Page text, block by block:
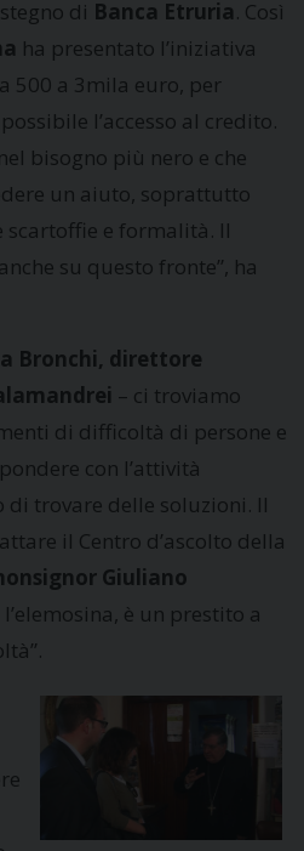
di Banca Etruria. Così
ha presentato l’iniziativa
500 a 3mila euro, per
l’accesso al credito.
bisogno più nero e che
un aiuto, soprattutto
e formalità. Il
su questo fronte”, ha
Bronchi, direttore
– ci troviamo
di difficoltà di persone e
con l’attività
trovare delle soluzioni. Il
il Centro d’ascolto della
Giuliano
è un prestito a